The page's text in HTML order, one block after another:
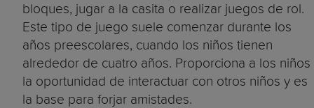
bloques, jugar a la casita o realizar juegos de rol.
Este tipo de juego suele comenzar durante los
años preescolares, cuando los niños tienen
alrededor de cuatro años. Proporciona a los niños
la oportunidad de interactuar con otros niños y es
la base para forjar amistades.